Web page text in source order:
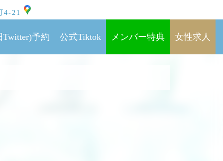
4-21
Twitter)予約 公式Tiktok メンバー特典 女性求人